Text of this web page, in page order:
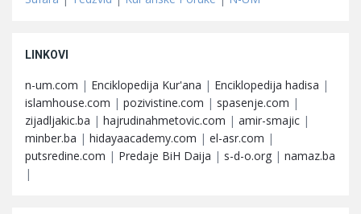
LINKOVI
n-um.com | Enciklopedija Kur'ana | Enciklopedija hadisa |
islamhouse.com | pozivistine.com | spasenje.com |
zijadljakic.ba | hajrudinahmetovic.com | amir-smajic |
minber.ba | hidayaacademy.com | el-asr.com |
putsredine.com | Predaje BiH Daija | s-d-o.org | namaz.ba
|